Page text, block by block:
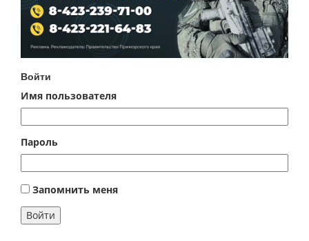
Войти
Имя пользователя
Пароль
Запомнить меня
Войти